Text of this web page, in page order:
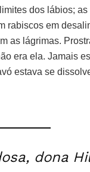
dos lábios;
rabiscos em
as lágrimas.
era ela. Jamais
estava se
dona